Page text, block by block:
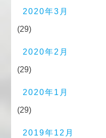
2020年3月
(29)
2020年2月
(29)
2020年1月
(29)
2019年12月